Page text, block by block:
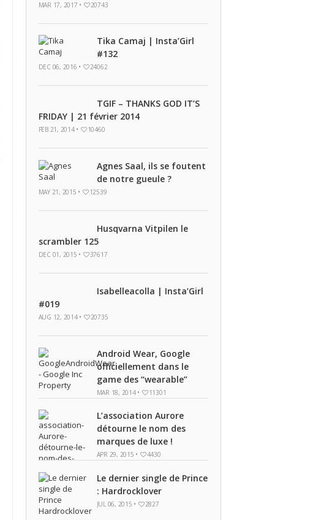
MAR 17, 2017 • 20743
Tika Camaj | Insta’Girl
#132
DEC 06, 2016 • 24062
TGIF – THANKS GOD IT’S
FRIDAY | 21 février 2014
FEB 21, 2014 • 10460
Agnes Saal, ils se foutent
de notre gueule ?
MAY 21, 2015 • 12539
Husqvarna Vitpilen le
scrambler 125
DEC 01, 2015 • 37617
Isabelleacolla | Insta’Girl
#019
AUG 12, 2014 • 20735
Android Wear, Google
officiellement dans le
game des “wearable”
MAR 18, 2014 • 11301
L’association Aurore
détourne le nom des
marques de luxe !
APR 29, 2015 • 4430
Le dernier single de Prince
: Hardrocklover
JUL 06, 2015 • 2827